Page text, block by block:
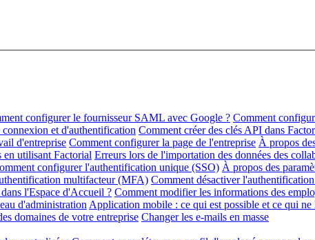
configurer le fournisseur SAML avec Google ? Comment
et d'authentification Comment créer des clés API dans
d'entreprise Comment configurer la page de l'entreprise À propos
en utilisant Factorial Erreurs lors de l'importation des données des
configurer l'authentification unique (SSO) À propos des
multifacteur (MFA) Comment désactiver
l'Espace d'Accueil ? Comment modifier les informations des
d'administration Application mobile : ce qui est possible et ce qui ne
domaines de votre entreprise Changer les e-mails en masse